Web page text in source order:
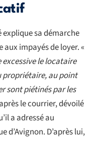
sa démarche
impayés de loyer. «
le locataire
au point
sont piétinés par les
le courrier, dévoilé
a adressé au
d’Avignon. D’après lui,